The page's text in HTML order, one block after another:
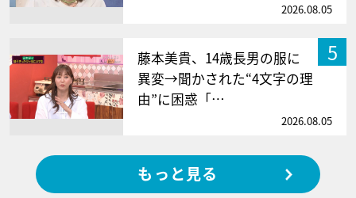
2026.08.05
5
藤本美貴、14歳長男の服に
異変→聞かされた“4文字の理
由”に困惑「…
2026.08.05
もっと見る